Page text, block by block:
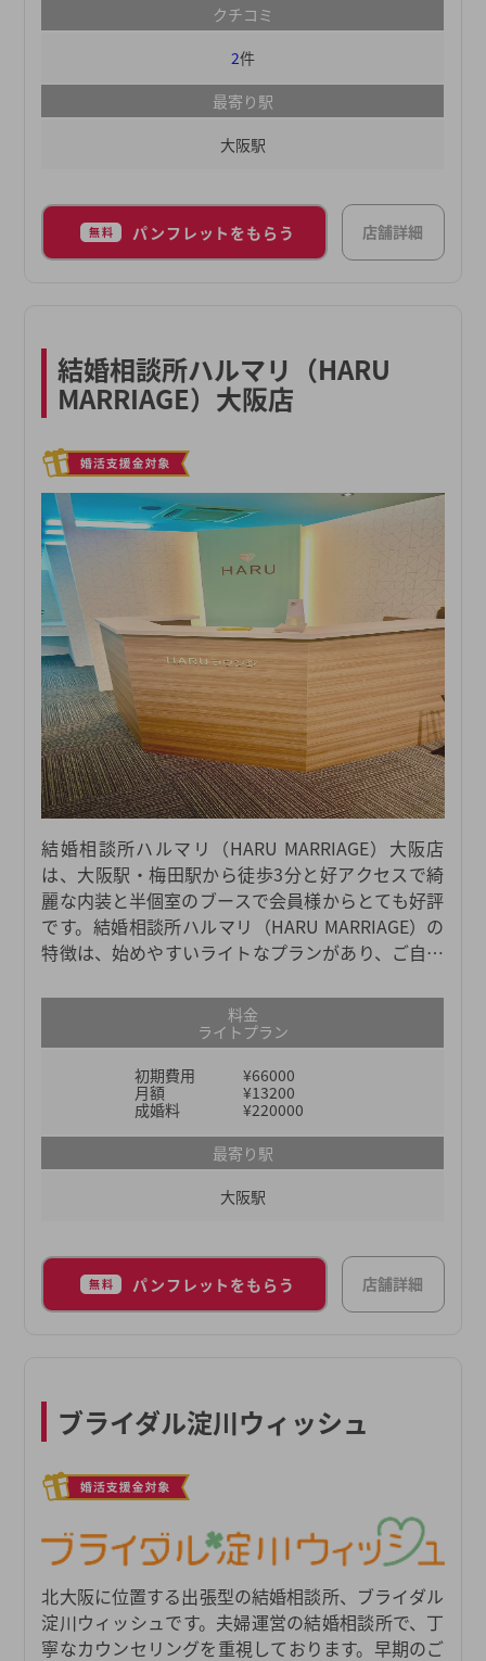
クチコミ
2件
最寄り駅
大阪駅
無料 パンフレットをもらう 店舗詳細
結婚相談所ハルマリ（HARU
MARRIAGE）大阪店
結婚相談所ハルマリ（HARU MARRIAGE）大阪店
は、大阪駅・梅田駅から徒歩3分と好アクセスで綺
麗な内装と半個室のブースで会員様からとても好評
です。結婚相談所ハルマリ（HARU MARRIAGE）の
特徴は、始めやすいライトなプランがあり、ご自身
多さ・男女のサポートスタッフによる手厚いサポー
トになります。入会前面談にてご希望の活動方法や
理想のお相手をお伺いし、お写真を含めたプロフィ
ール作成から、お見合い・交際後のご相談まで対面
やLINE、オンラインなどご希望に合わせて気軽に相
談できる環境もご用意しております。詳しくはぜ
ひ、無料相談にお越しください。
料金
ライトプラン
初期費用
¥66000
月額
¥13200
成婚料
¥220000
最寄り駅
大阪駅
無料 パンフレットをもらう 店舗詳細
ブライダル淀川ウィッシュ
北大阪に位置する出張型の結婚相談所、ブライダル
淀川ウィッシュです。夫婦運営の結婚相談所で、丁
寧なカウンセリングを重視しております。早期のご